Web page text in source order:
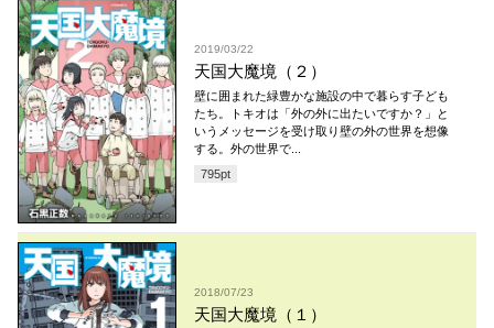
2019/03/22
天国大魔境（２）
壁に囲まれた緑豊かな施設の中で暮らす子ども
たち。トキオは「外の外に出たいですか？」と
いうメッセージを受け取り壁の外の世界を想像
する。外の世界で...
795pt
2018/07/23
天国大魔境（１）